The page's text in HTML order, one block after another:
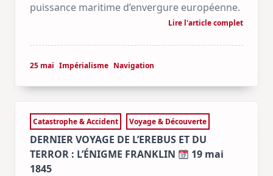
puissance maritime d’envergure européenne.
Lire l'article complet
25 mai Impérialisme Navigation
Catastrophe & Accident Voyage & Découverte
DERNIER VOYAGE DE L’EREBUS ET DU
TERROR : L’ÉNIGME FRANKLIN
19 mai
1845